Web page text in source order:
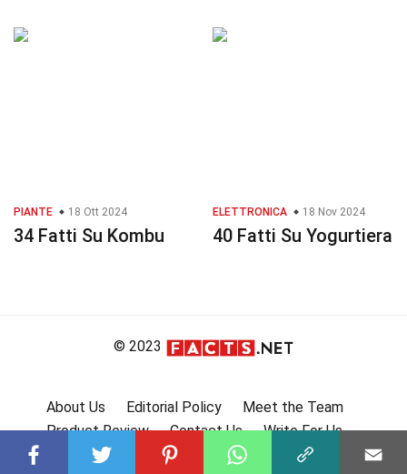
PIANTE 18 Ott 2024
34 Fatti Su Kombu
ELETTRONICA 18 Nov 2024
40 Fatti Su Yogurtiera
© 2023
About Us Editorial Policy
Meet the Team
Product Review
Contact Us
Write For Us
Affiliate Disclosure
DMCA Terms
Privacy Policy